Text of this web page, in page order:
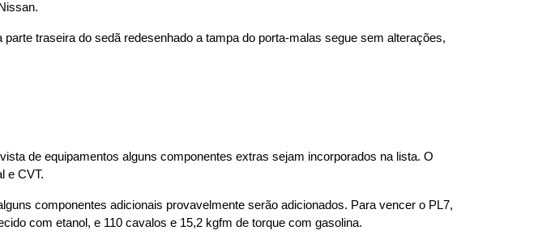
traseira do sedã redesenhado a tampa do porta-malas segue sem alterações,
de equipamentos alguns componentes extras sejam incorporados na lista. O
e CVT.
componentes adicionais provavelmente serão adicionados. Para vencer o PL7,
com etanol, e 110 cavalos e 15,2 kgfm de torque com gasolina.